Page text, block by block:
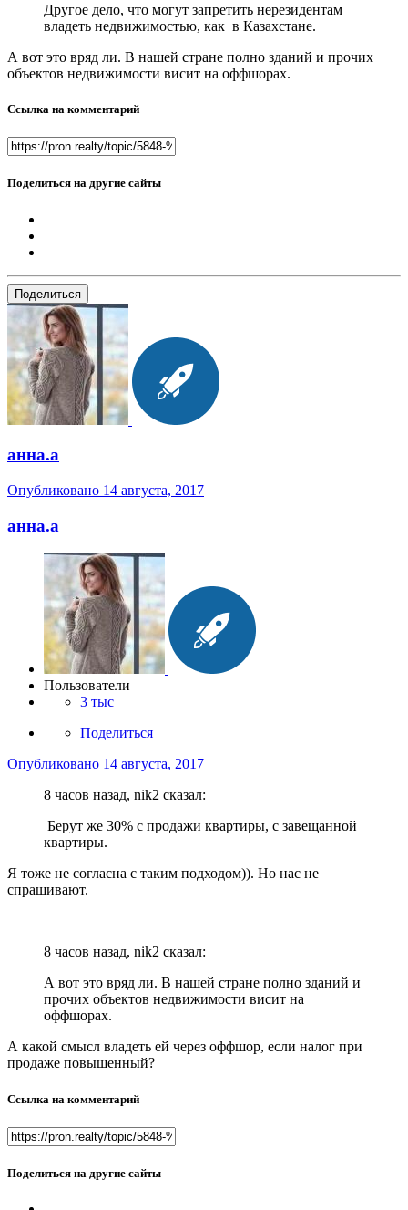
Другое дело, что могут запретить нерезидентам
владеть недвижимостью, как в Казахстане.
А вот это вряд ли. В нашей стране полно зданий и прочих
объектов недвижимости висит на оффшорах.
Ссылка на комментарий
Поделиться на другие сайты
Поделиться
анна.a
Опубликовано 14 августа, 2017
анна.a
Пользователи
3 тыс
Поделиться
Опубликовано 14 августа, 2017
8 часов назад, nik2 сказал:
Берут же 30% с продажи квартиры, с завещанной
квартиры.
Я тоже не согласна с таким подходом)). Но нас не
спрашивают.
8 часов назад, nik2 сказал:
А вот это вряд ли. В нашей стране полно зданий и
прочих объектов недвижимости висит на
оффшорах.
А какой смысл владеть ей через оффшор, если налог при
продаже повышенный?
Ссылка на комментарий
Поделиться на другие сайты